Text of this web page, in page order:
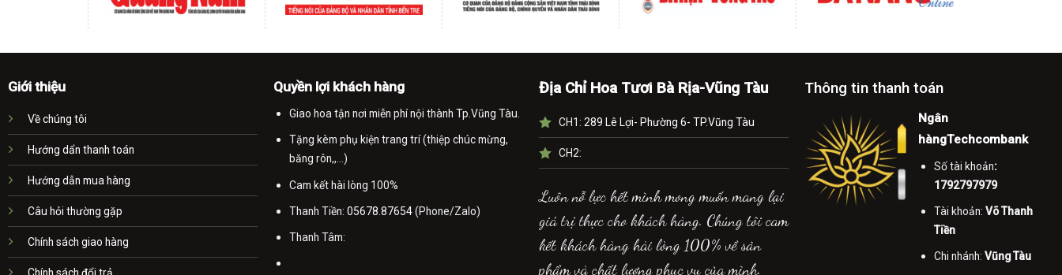
Giới thiệu
Về chúng tôi
Hướng dẩn thanh toán
Hướng dẫn mua hàng
Câu hỏi thường gặp
Chính sách giao hàng
Quyền lợi khách hàng
Giao hoa tận nơi miễn phí nội thành Tp.Vũng Tàu.
Tặng kèm phụ kiện trang trí (thiệp chúc mừng,
băng rôn,,...)
Cam kết hài lòng 100%
Thanh Tiền: 05678.87654(Phone/Zalo)
Thanh Tâm:
Địa Chỉ Hoa Tươi Bà Rịa-Vũng Tàu
CH1: 289 Lê Lợi- Phường 6- TP.Vũng Tàu
CH2:
Luôn nỗ lực hết mình mong muốn mang lại
giá trị thực cho khách hàng. Chúng tôi cam
kết khách hàng hài lòng 100% về sản
phẩm và chất lượng phục vụ của mình.
Thông tin thanh toán
Ngân
hàngTechcombank
Số tài khoản:
1792797979
Tài khoản:Võ Thanh
Tiền
Chi nhánh:Vũng Tàu